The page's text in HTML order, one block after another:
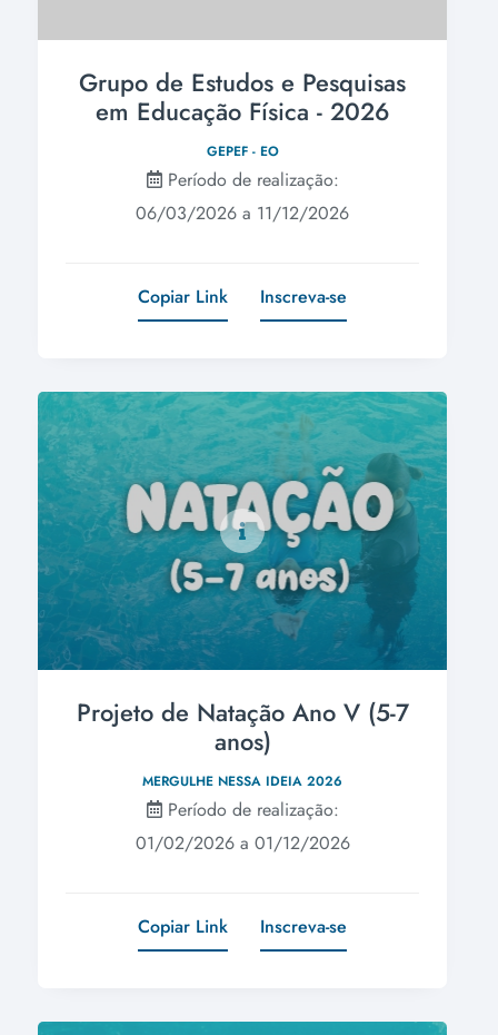
Grupo de Estudos e Pesquisas
em Educação Física - 2026
GEPEF - EO
Período de realização:
06/03/2026 a 11/12/2026
Copiar Link Inscreva-se
Projeto de Natação Ano V (5-7
anos)
MERGULHE NESSA IDEIA 2026
Período de realização:
01/02/2026 a 01/12/2026
Copiar Link Inscreva-se